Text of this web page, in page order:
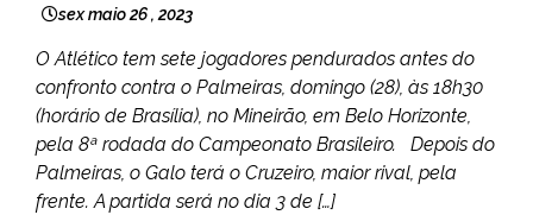
sex maio 26 , 2023
O Atlético tem sete jogadores pendurados antes do
confronto contra o Palmeiras, domingo (28), às 18h30
(horário de Brasília), no Mineirão, em Belo Horizonte,
pela 8ª rodada do Campeonato Brasileiro. Depois do
Palmeiras, o Galo terá o Cruzeiro, maior rival, pela
frente. A partida será no dia 3 de […]